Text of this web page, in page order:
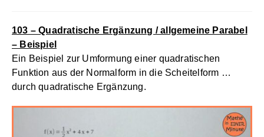
103 – Quadratische Ergänzung / allgemeine Parabel
– Beispiel
Ein Beispiel zur Umformung einer quadratischen
Funktion aus der Normalform in die Scheitelform …
durch quadratische Ergänzung.